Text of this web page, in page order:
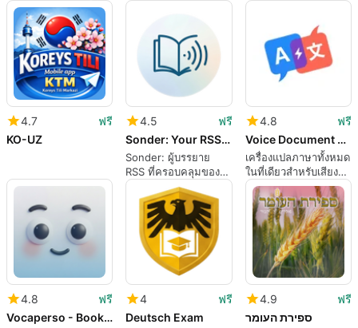
4.7
ฟรี
KO-UZ
4.5
ฟรี
Sonder: Your RSS Narrator
Sonder: ผู้บรรยาย
RSS ที่ครอบคลุมของ
คุณ
4.8
ฟรี
Voice Document PDF Translator
เครื่องแปลภาษาทั้งหมด
ในที่เดียวสำหรับเสียง
กล้อง และ PDF บน
Android
4.8
ฟรี
Vocaperso - Books & Vocabulary
4
ฟรี
Deutsch Exam
4.9
ฟรี
ספירת העומר